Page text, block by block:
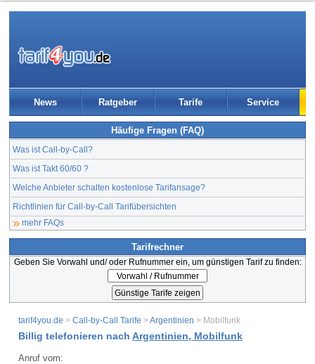
News Ratgeber Tarife Service
Häufige Fragen (FAQ)
Was ist Call-by-Call?
Was ist Takt 60/60 ?
Welche Anbieter schalten kostenlose Tarifansage?
Richtlinien für Call-by-Call Tarifübersichten
mehr FAQs
Tarifrechner
Geben Sie Vorwahl und/ oder Rufnummer ein, um günstigen Tarif zu finden:
tarif4you.de > Call-by-Call Tarife >Argentinien > Mobilfunk
Billig telefonieren nach Argentinien, Mobilfunk
Anruf vom: